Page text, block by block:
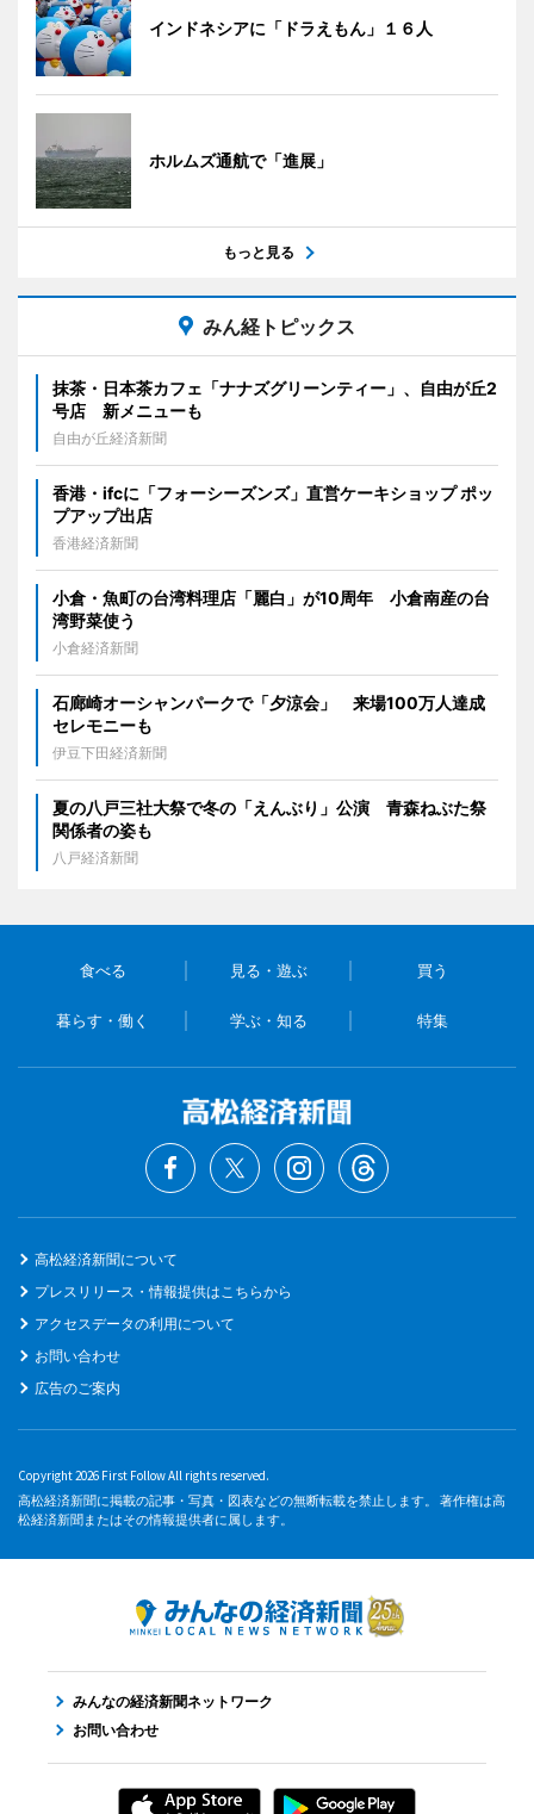
インドネシアに「ドラえもん」１６人
ホルムズ通航で「進展」
もっと見る
みん経トピックス
抹茶・日本茶カフェ「ナナズグリーンティー」、自由が丘2
号店 新メニューも
自由が丘経済新聞
香港・ifcに「フォーシーズンズ」直営ケーキショップ ポッ
プアップ出店
香港経済新聞
小倉・魚町の台湾料理店「麗白」が10周年 小倉南産の台
湾野菜使う
小倉経済新聞
石廊崎オーシャンパークで「夕涼会」 来場100万人達成
セレモニーも
伊豆下田経済新聞
夏の八戸三社大祭で冬の「えんぶり」公演 青森ねぶた祭
関係者の姿も
八戸経済新聞
食べる 見る・遊ぶ 買う
暮らす・働く 学ぶ・知る 特集
高松経済新聞について
プレスリリース・情報提供はこちらから
アクセスデータの利用について
お問い合わせ
広告のご案内
Copyright 2026 First Follow All rights reserved.
高松経済新聞に掲載の記事・写真・図表などの無断転載を禁止します。 著作権は高
松経済新聞またはその情報提供者に属します。
みんなの経済新聞ネットワーク
お問い合わせ